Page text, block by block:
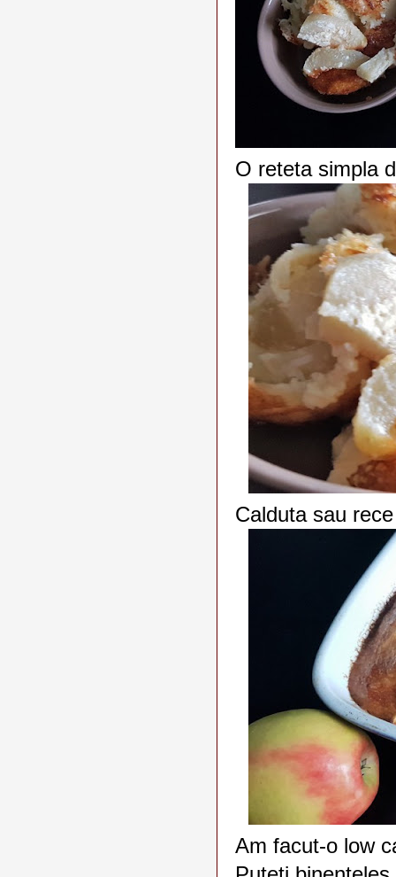
O reteta simpla
Calduta sau
Am facut-o low